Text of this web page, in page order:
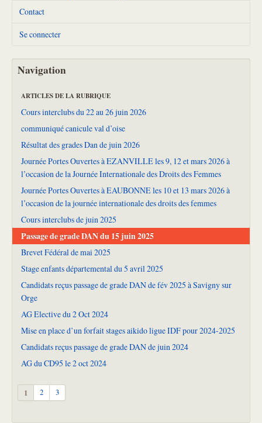
Contact
Se connecter
Navigation
ARTICLES DE LA RUBRIQUE
Cours interclubs du 22 au 26 juin 2026
communiqué canicule val d’oise
Résultat des grades Dan de juin 2026
Journée Portes Ouvertes à EZANVILLE les 9, 12 et mars 2026 à
l’occasion de la Journée Internationale des Droits des Femmes
Journée Portes Ouvertes à EAUBONNE les 10 et 13 mars 2026 à
l’occasion de la journée internationale des droits des femmes
Cours interclubs de juin 2025
Passage de grade DAN du 15 juin 2025
Brevet Fédéral de mai 2025
Stage enfants départemental du 5 avril 2025
Candidats reçus passage de grade DAN de fév 2025 à Savigny sur
Orge
AG Elective du 2 Oct 2024
Mise en place d’un forfait stages aikido ligue IDF pour 2024-2025
Candidats reçus passage de grade DAN de juin 2024
AG du CD95 le 2 oct 2024
1 2 3